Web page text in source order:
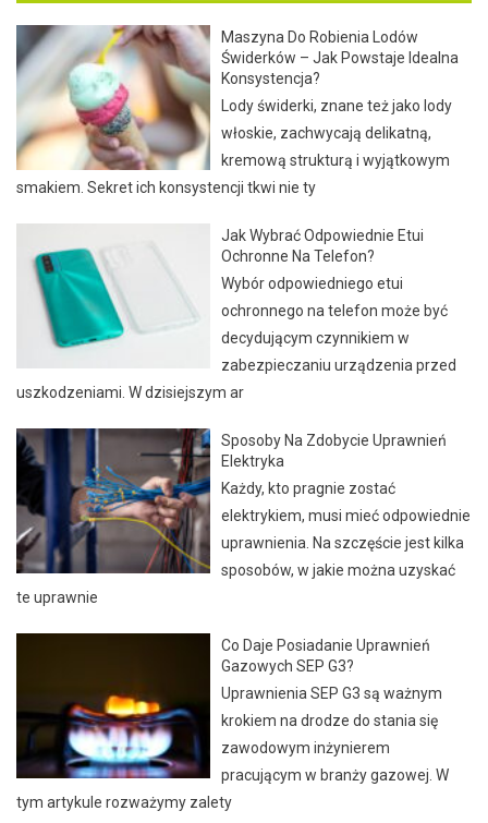
Maszyna Do Robienia Lodów
Świderków – Jak Powstaje Idealna
Konsystencja?
Lody świderki, znane też jako lody
włoskie, zachwycają delikatną,
kremową strukturą i wyjątkowym
smakiem. Sekret ich konsystencji tkwi nie ty
Jak Wybrać Odpowiednie Etui
Ochronne Na Telefon?
Wybór odpowiedniego etui
ochronnego na telefon może być
decydującym czynnikiem w
zabezpieczaniu urządzenia przed
uszkodzeniami. W dzisiejszym ar
Sposoby Na Zdobycie Uprawnień
Elektryka
Każdy, kto pragnie zostać
elektrykiem, musi mieć odpowiednie
uprawnienia. Na szczęście jest kilka
sposobów, w jakie można uzyskać
te uprawnie
Co Daje Posiadanie Uprawnień
Gazowych SEP G3?
Uprawnienia SEP G3 są ważnym
krokiem na drodze do stania się
zawodowym inżynierem
pracującym w branży gazowej. W
tym artykule rozważymy zalety